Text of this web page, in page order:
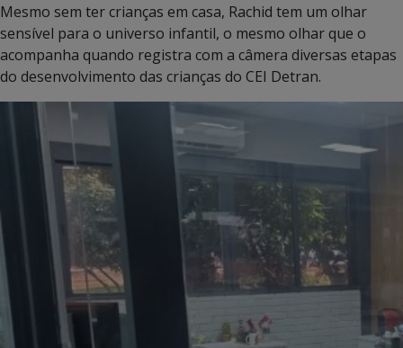
Mesmo sem ter crianças em casa, Rachid tem um olhar
sensível para o universo infantil, o mesmo olhar que o
acompanha quando registra com a câmera diversas etapas
do desenvolvimento das crianças do CEI Detran.